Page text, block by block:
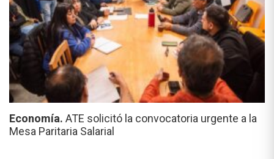
Economía. ATE solicitó la convocatoria urgente a la
Mesa Paritaria Salarial